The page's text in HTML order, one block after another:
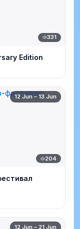
331
Edition
12 Jun – 13 Jun
204
12 Jun – 21 Jun